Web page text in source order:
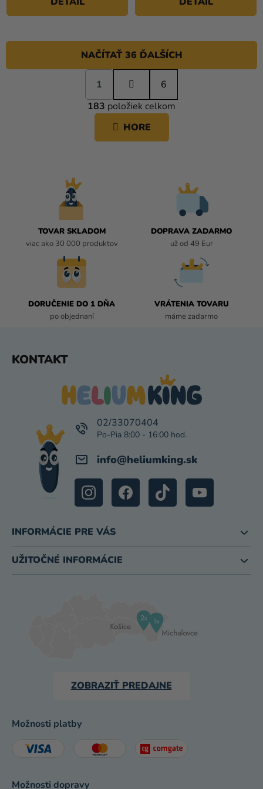
hviezdičiek.
O
V
L
Á
NAČÍTAŤ 36 ĎALŠÍCH
S
t
r
á
k
o
1
6
183 položiek celkom
HORE
TOVAR SKLADOM
viac ako 30 000 produktov
DOPRAVA ZADARMO
už od 49 Eur
DORUČENIE DO 1 DŇA
po objednaní
VRÁTENIA TOVARU
máme zadarmo
KONTAKT
info@heliumking.sk
02/33070404
INFORMÁCIE PRE VÁS
UŽITOČNÉ INFORMÁCIE
ZOBRAZIŤ PREDAJNE
Možnosti platby
Možnosti dopravy